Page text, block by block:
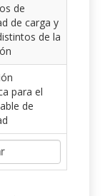
de
de carga y
de la
para el
de